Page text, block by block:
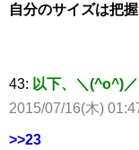
自分のサイズは把
43: 以下、＼(^o^)
2015/07/16(木)
>>23